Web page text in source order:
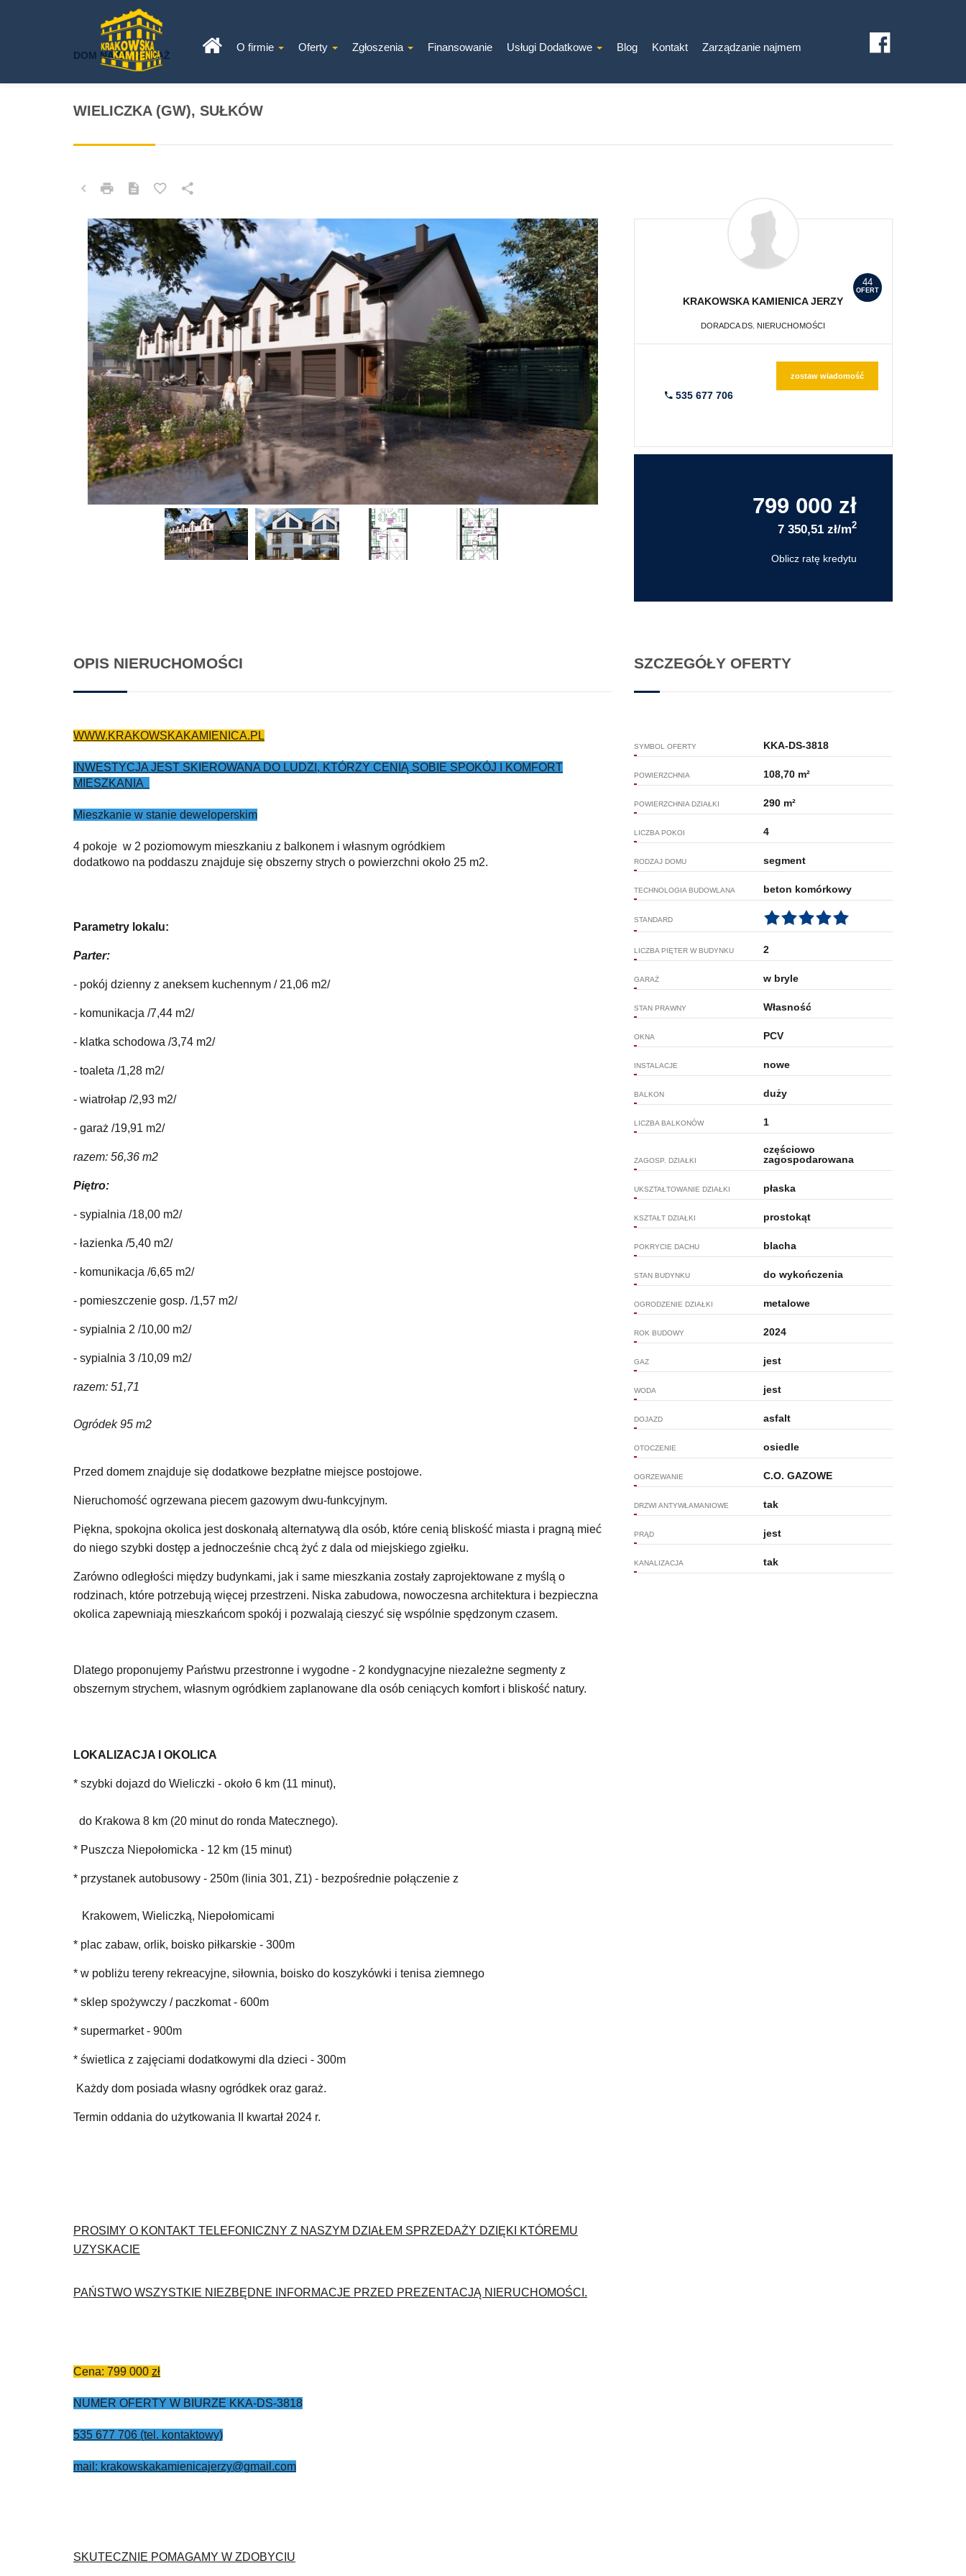
O firmie Oferty Zgłoszenia Finansowanie Usługi Dodatkowe Blog Kontakt Zarządzanie najmem
WIELICZKA (GW), SUŁKÓW
DOM NA SPRZEDAŻ
44
OFERT
KRAKOWSKA KAMIENICAJERZY
DORADCA DS. NIERUCHOMOŚCI
535 677 706
zostaw wiadomość
799 000 zł
7 350,51 zł/m2
Oblicz ratę kredytu
OPIS NIERUCHOMOŚCI
WWW.KRAKOWSKAKAMIENICA.PL
INWESTYCJA JEST SKIEROWANA DO LUDZI, KTÓRZY CENIĄ SOBIE SPOKÓJ I KOMFORT
MIESZKANIA
Mieszkanie w stanie deweloperskim
4 pokoje w 2 poziomowym mieszkaniu z balkonem i własnym ogródkiem
dodatkowo na poddaszu znajduje się obszerny strych o powierzchni około 25 m2.
Parametry lokalu:
Parter:
- pokój dzienny z aneksem kuchennym / 21,06 m2/
- komunikacja /7,44 m2/
- klatka schodowa /3,74 m2/
- toaleta /1,28 m2/
- wiatrołap /2,93 m2/
- garaż /19,91 m2/
razem: 56,36 m2
Piętro:
- sypialnia /18,00 m2/
- łazienka /5,40 m2/
- komunikacja /6,65 m2/
- pomieszczenie gosp. /1,57 m2/
- sypialnia 2 /10,00 m2/
- sypialnia 3 /10,09 m2/
razem: 51,71
Ogródek 95 m2
Przed domem znajduje się dodatkowe bezpłatne miejsce postojowe.
Nieruchomość ogrzewana piecem gazowym dwu-funkcyjnym.
Piękna, spokojna okolica jest doskonałą alternatywą dla osób, które cenią bliskość miasta i pragną mieć
do niego szybki dostęp a jednocześnie chcą żyć z dala od miejskiego zgiełku.
Zarówno odległości między budynkami, jak i same mieszkania zostały zaprojektowane z myślą o
rodzinach, które potrzebują więcej przestrzeni. Niska zabudowa, nowoczesna architektura i bezpieczna
okolica zapewniają mieszkańcom spokój i pozwalają cieszyć się wspólnie spędzonym czasem.
Dlatego proponujemy Państwu przestronne i wygodne - 2 kondygnacyjne niezależne segmenty z
obszernym strychem, własnym ogródkiem zaplanowane dla osób ceniących komfort i bliskość natury.
LOKALIZACJA I OKOLICA
* szybki dojazd do Wieliczki - około 6 km (11 minut),
do Krakowa 8 km (20 minut do ronda Matecznego).
* Puszcza Niepołomicka - 12 km (15 minut)
* przystanek autobusowy - 250m (linia 301, Z1) - bezpośrednie połączenie z
Krakowem, Wieliczką, Niepołomicami
* plac zabaw, orlik, boisko piłkarskie - 300m
* w pobliżu tereny rekreacyjne, siłownia, boisko do koszykówki i tenisa ziemnego
* sklep spożywczy / paczkomat - 600m
* supermarket - 900m
* świetlica z zajęciami dodatkowymi dla dzieci - 300m
Każdy dom posiada własny ogródkek oraz garaż.
Termin oddania do użytkowania II kwartał 2024 r.
PROSIMY O KONTAKT TELEFONICZNY Z NASZYM DZIAŁEM SPRZEDAŻY DZIĘKI KTÓREMU
UZYSKACIE
PAŃSTWO WSZYSTKIE NIEZBĘDNE INFORMACJE PRZED PREZENTACJĄ NIERUCHOMOŚCI.
Cena: 799 000 zł
NUMER OFERTY W BIURZE KKA-DS-3818
535 677 706 (tel. kontaktowy)
mail: krakowskakamienicajerzy@gmail.com
SKUTECZNIE POMAGAMY W ZDOBYCIU
SZCZEGÓŁY OFERTY
SYMBOL OFERTY KKA-DS-3818
POWIERZCHNIA 108,70 m²
POWIERZCHNIA DZIAŁKI 290 m²
LICZBA POKOI 4
RODZAJ DOMU segment
TECHNOLOGIA BUDOWLANA beton komórkowy
STANDARD
LICZBA PIĘTER W BUDYNKU 2
GARAŻ w bryle
STAN PRAWNY Własność
OKNA PCV
INSTALACJE nowe
BALKON duży
LICZBA BALKONÓW 1
ZAGOSP. DZIAŁKI
częściowo
zagospodarowana
UKSZTAŁTOWANIE DZIAŁKI płaska
KSZTAŁT DZIAŁKI prostokąt
POKRYCIE DACHU blacha
STAN BUDYNKU do wykończenia
OGRODZENIE DZIAŁKI metalowe
ROK BUDOWY 2024
GAZ jest
WODA jest
DOJAZD asfalt
OTOCZENIE osiedle
OGRZEWANIE C.O. GAZOWE
DRZWI ANTYWŁAMANIOWE tak
PRĄD jest
KANALIZACJA tak